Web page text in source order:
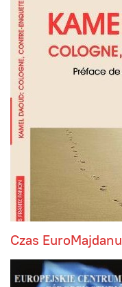
Czas EuroMajdanu